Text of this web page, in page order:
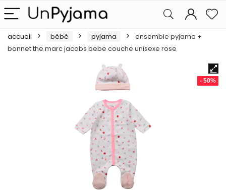
accueil bébé pyjama
ensemble pyjama +
bonnet the marc jacobs bebe couche unisexe rose
- 50%